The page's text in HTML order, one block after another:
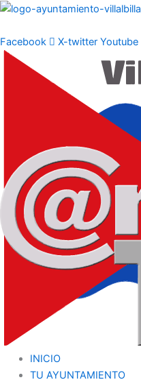
Ir
contenido
Facebook X-twitter Youtube
INICIO
TU AYUNTAMIENTO